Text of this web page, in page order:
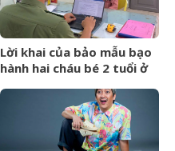
Lời khai của bảo mẫu bạo
hành hai cháu bé 2 tuổi ở